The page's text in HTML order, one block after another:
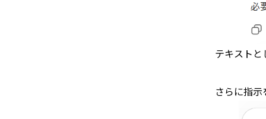
テキストと
さらに指